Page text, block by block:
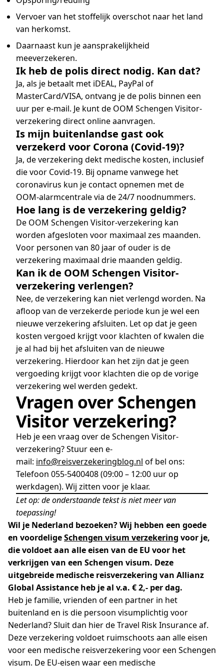
Vervoer van het stoffelijk overschot naar het land
van herkomst.
Daarnaast kun je aansprakelijkheid
meeverzekeren.
Ik heb de polis direct nodig. Kan dat?
Ja, als je betaalt met iDEAL, PayPal of
MasterCard/VISA, ontvang je de polis binnen een
uur per e-mail. Je kunt de OOM Schengen Visitor-
verzekering direct online aanvragen.
Is mijn buitenlandse gast ook
verzekerd voor Corona (Covid-19)?
Ja, de verzekering dekt medische kosten, inclusief
die voor Covid-19. Bij opname vanwege het
coronavirus kun je contact opnemen met de
OOM-alarmcentrale via de 24/7 noodnummers.
Hoe lang is de verzekering geldig?
De OOM Schengen Visitor-verzekering kan
worden afgesloten voor maximaal zes maanden.
Voor personen van 80 jaar of ouder is de
verzekering maximaal drie maanden geldig.
Kan ik de OOM Schengen Visitor-
verzekering verlengen?
Nee, de verzekering kan niet verlengd worden. Na
afloop van de verzekerde periode kun je wel een
nieuwe verzekering afsluiten. Let op dat je geen
kosten vergoed krijgt voor klachten of kwalen die
je al had bij het afsluiten van de nieuwe
verzekering. Hierdoor kan het zijn dat je geen
vergoeding krijgt voor klachten die op de vorige
verzekering wel werden gedekt.
Vragen over Schengen
Visitor verzekering?
Heb je een vraag over de Schengen Visitor-
verzekering? Stuur een e-
mail: info@reisverzekeringblog.nl of bel ons:
Telefoon 055-5400408 (09:00 – 12:00 uur op
werkdagen). Wij zitten voor je klaar.
Let op: de onderstaande tekst is niet meer van
toepassing!
Wil je Nederland bezoeken? Wij hebben een goede
en voordeligeSchengen visum verzekering voor je,
die voldoet aan alle eisen van de EU voor het
verkrijgen van een Schengen visum. Deze
uitgebreide medische reisverzekering van Allianz
Global Assistance heb je al v.a. € 2,- per dag.
Heb je familie, vrienden of een partner in het
buitenland en is die persoon visumplichtig voor
Nederland? Sluit dan hier de Travel Risk Insurance af.
Deze verzekering voldoet ruimschoots aan alle eisen
voor een medische reisverzekering voor een Schengen
visum. De EU-eisen waar een medische